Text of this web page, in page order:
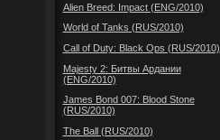
Alien Breed: Impact (ENG/2010)
World of Tanks (RUS/2010)
Call of Duty: Black Ops (RUS/2010)
Majesty 2: Битвы Ардании
(ENG/2010)
James Bond 007: Blood Stone
(RUS/2010)
The Ball (RUS/2010)